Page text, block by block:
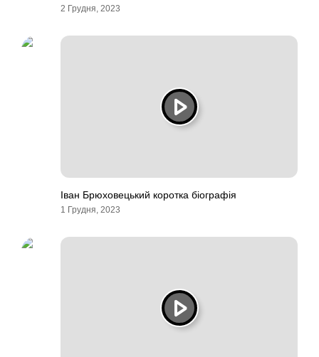
2 Грудня, 2023
Іван Брюховецький коротка біографія
1 Грудня, 2023